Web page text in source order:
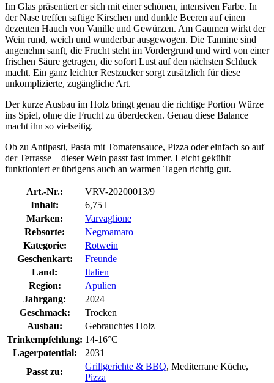
Im Glas präsentiert er sich mit einer schönen, intensiven Farbe. In
der Nase treffen saftige Kirschen und dunkle Beeren auf einen
dezenten Hauch von Vanille und Gewürzen. Am Gaumen wirkt der
Wein rund, weich und wunderbar ausgewogen. Die Tannine sind
angenehm sanft, die Frucht steht im Vordergrund und wird von einer
frischen Säure getragen, die sofort Lust auf den nächsten Schluck
macht. Ein ganz leichter Restzucker sorgt zusätzlich für diese
unkomplizierte, zugängliche Art.
Der kurze Ausbau im Holz bringt genau die richtige Portion Würze
ins Spiel, ohne die Frucht zu überdecken. Genau diese Balance
macht ihn so vielseitig.
Ob zu Antipasti, Pasta mit Tomatensauce, Pizza oder einfach so auf
der Terrasse – dieser Wein passt fast immer. Leicht gekühlt
funktioniert er übrigens auch an warmen Tagen richtig gut.
Art.-Nr.:
VRV-20200013/9
Inhalt:
6,75 l
Marken:
Varvaglione
Rebsorte:
Negroamaro
Kategorie:
Rotwein
Geschenkart:
Freunde
Land:
Italien
Region:
Apulien
Jahrgang:
2024
Geschmack:
Trocken
Ausbau:
Gebrauchtes Holz
Trinkempfehlung: 14-16°C
Lagerpotential:
2031
Passt zu:
Grillgerichte & BBQ, Mediterrane Küche,
Pizza